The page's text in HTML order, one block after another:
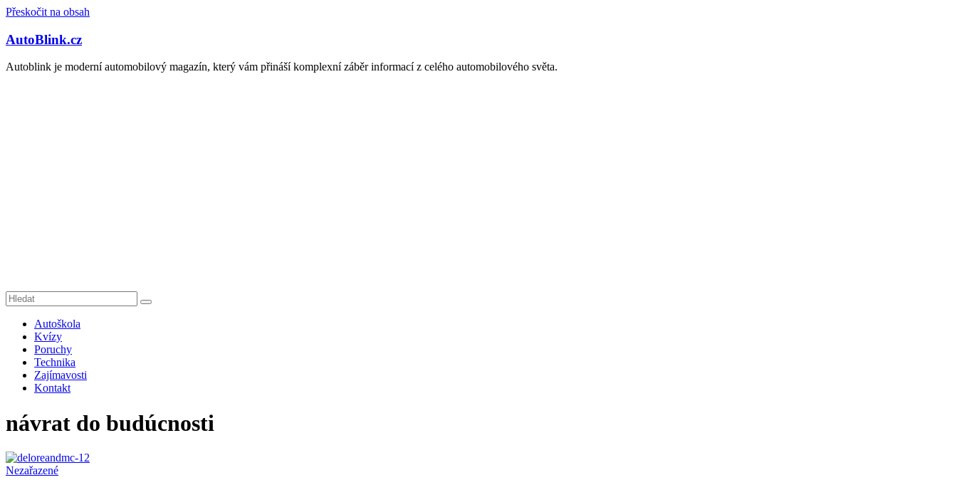
Přeskočit na obsah
AutoBlink.cz
Autoblink je moderní automobilový magazín, který vám přináší komplexní záběr informací z celého automobilového světa.
Autoškola
Kvízy
Poruchy
Technika
Zajímavosti
Kontakt
návrat do budúcnosti
Nezařazené